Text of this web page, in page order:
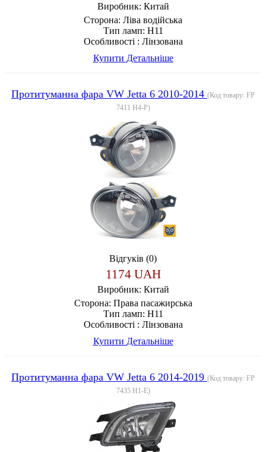
Виробник: Китай
Сторона: Ліва водійська
Тип ламп: H11
Особливості : Лінзована
Купити Детальніше
Протитуманна фара VW Jetta 6 2010-2014 (Код товару: FP
7411 H4-P)
Відгуків (0)
1174 UAH
Виробник: Китай
Сторона: Права пасажирська
Тип ламп: H11
Особливості : Лінзована
Купити Детальніше
Протитуманна фара VW Jetta 6 2014-2019 (Код товару: FP
7435 H1-E)